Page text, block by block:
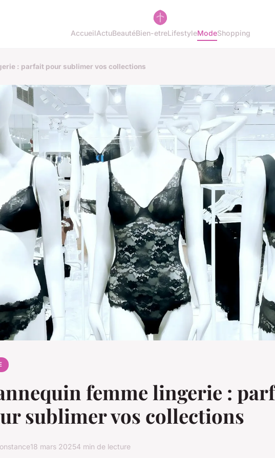
AccueilActuBeautéBien-etreLifestyleModeShopping
: parfait pour sublimer vos collections
femme lingerie :
sublimer vos collections
18 mars 20254 min de lecture